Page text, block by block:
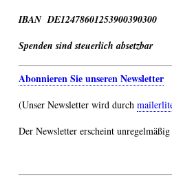
IBAN DE12478601253900390300
Spenden sind steuerlich absetzbar
Abonnieren Sie unseren Newsletter
(Unser Newsletter wird durch
Der Newsletter erscheint